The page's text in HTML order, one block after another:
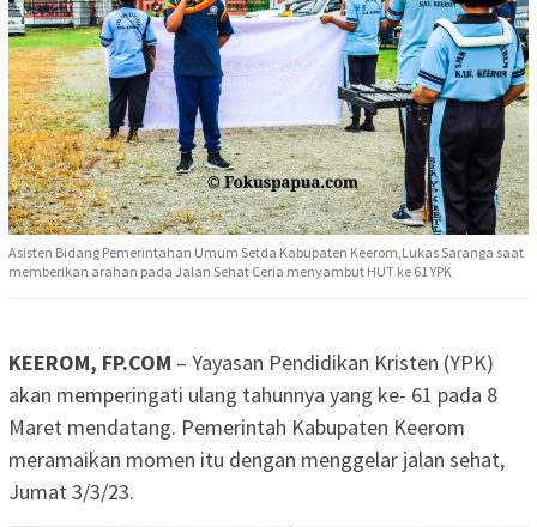
Asisten Bidang Pemerintahan Umum Setda Kabupaten Keerom,Lukas Saranga saat
memberikan arahan pada Jalan Sehat Ceria menyambut HUT ke 61 YPK
KEEROM, FP.COM – Yayasan Pendidikan Kristen (YPK)
akan memperingati ulang tahunnya yang ke- 61 pada 8
Maret mendatang. Pemerintah Kabupaten Keerom
meramaikan momen itu dengan menggelar jalan sehat,
Jumat 3/3/23.